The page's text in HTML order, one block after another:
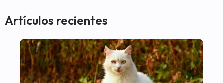
Artículos recientes